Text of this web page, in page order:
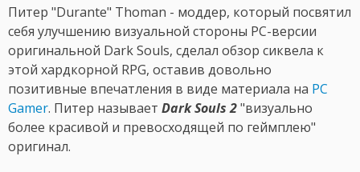
Питер "Durante" Thoman - моддер, который посвятил
себя улучшению визуальной стороны PC-версии
оригинальной Dark Souls, сделал обзор сиквела к
этой хардкорной RPG, оставив довольно
позитивные впечатления в виде материала на PC
Gamer. Питер называет Dark Souls 2"визуально
более красивой и превосходящей по геймплею"
оригинал.